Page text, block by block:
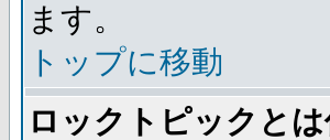
ます。
トップに移動
ロックトピックと